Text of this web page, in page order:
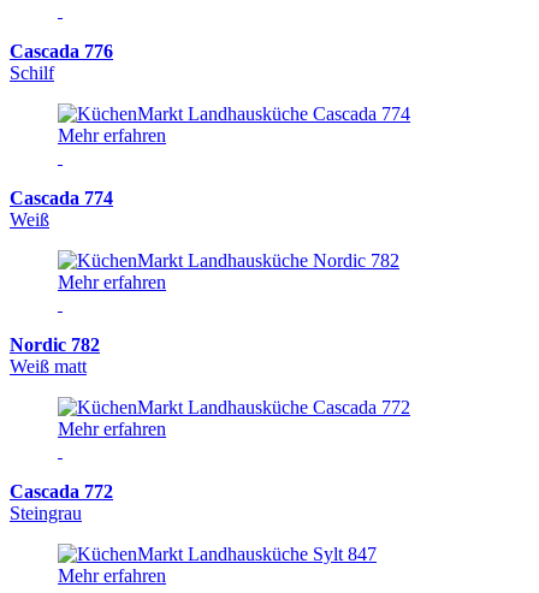
Cascada 776
Schilf
Mehr erfahren
Cascada 774
Weiß
Mehr erfahren
Nordic 782
Weiß matt
Mehr erfahren
Cascada 772
Steingrau
Mehr erfahren